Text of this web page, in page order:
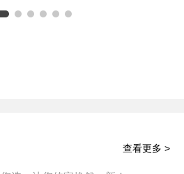
查看更多 >